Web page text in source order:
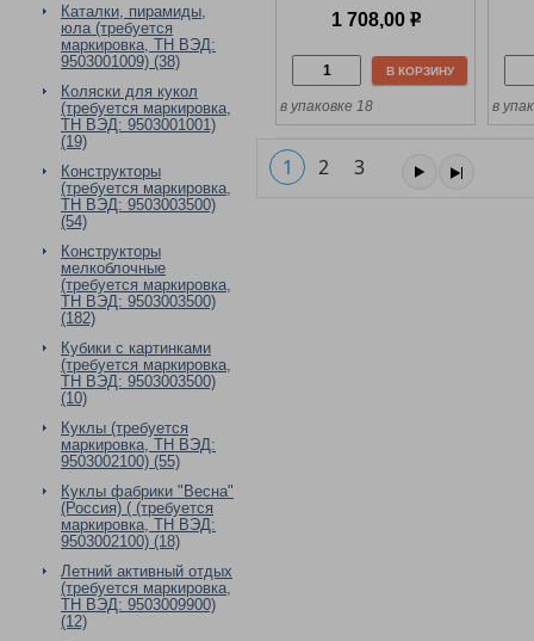
Каталки, пирамиды,
юла (требуется
маркировка, ТН ВЭД:
9503001009) (38)
Коляски для кукол
(требуется маркировка,
ТН ВЭД: 9503001001)
(19)
Конструкторы
(требуется маркировка,
ТН ВЭД: 9503003500)
(54)
Конструкторы
мелкоблочные
(требуется маркировка,
ТН ВЭД: 9503003500)
(182)
Кубики с картинками
(требуется маркировка,
ТН ВЭД: 9503003500)
(10)
Куклы (требуется
маркировка, ТН ВЭД:
9503002100) (55)
Куклы фабрики "Весна"
(Россия) ( (требуется
маркировка, ТН ВЭД:
9503002100) (18)
Летний активный отдых
(требуется маркировка,
ТН ВЭД: 9503009900)
(12)
97*39*18,5см +5 мет.
знаков, в коробке
1 708,00 р
В КОРЗИНУ
в упаковке 18 в
1 2 3